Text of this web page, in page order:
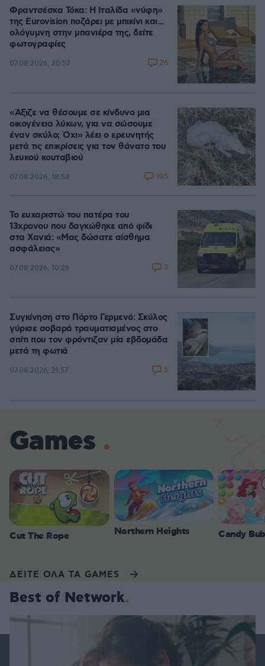
Φραντσέσκα Τόκα: Η Ιταλίδα «νύφη»
της Eurovision ποζάρει με μπικίνι και...
ολόγυμνη στην μπανιέρα της, δείτε
φωτογραφίες
07.08.2026, 20:57 26
«Άξιζε να θέσουμε σε κίνδυνο μια
οικογένεια λύκων, για να σώσουμε
έναν σκύλο; Όχι» λέει ο ερευνητής
μετά τις επικρίσεις για τον θάνατο του
λευκού κουταβιού
07.08.2026, 18:54 105
Το ευχαριστώ του πατέρα του
13χρονου που δαγκώθηκε από φίδι
στα Χανιά: «Μας δώσατε αίσθημα
ασφάλειας»
07.08.2026, 10:26 3
Συγκίνηση στο Πόρτο Γερμενό: Σκύλος
γύρισε σοβαρά τραυματισμένος στο
σπίτι που τον φρόντιζαν μία εβδομάδα
μετά τη φωτιά
07.08.2026, 21:57 5
Games
Cut The Rope Northern Heights Candy
ΔΕΙΤΕ ΟΛΑ ΤΑ GAMES
Best of Network